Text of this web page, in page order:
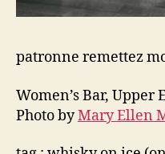
patronne remettez
Women’s Bar, Upper
Photo byMary Ellen